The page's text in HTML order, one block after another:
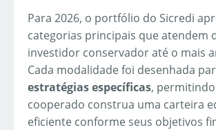
Para 2026, o portfólio do Sicredi
categorias principais que atendem
investidor conservador até o mais
Cada modalidade foi desenhada
estratégias específicas,
cooperado construa uma carteira
eficiente conforme seus objetivos